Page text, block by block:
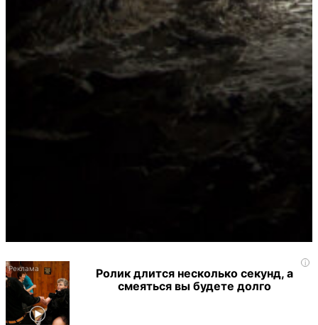
i
Ролик длится несколько секунд, а
смеяться вы будете долго